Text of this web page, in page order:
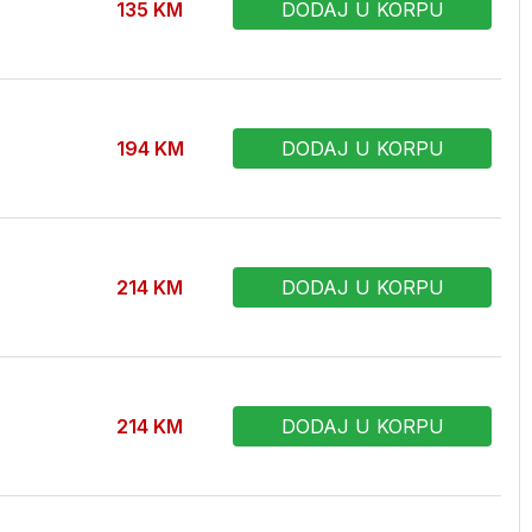
135 KM DODAJ U KORPU
194 KM DODAJ U KORPU
214 KM DODAJ U KORPU
214 KM DODAJ U KORPU